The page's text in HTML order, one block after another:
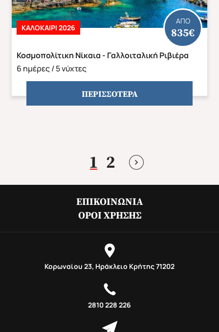
Κοσμοπολίτικη Νίκαια - Γαλλοιταλική Ριβιέρα
6 ημέρες / 5 νύχτες
ΑΠΟ
835€
ΚΑΛΟΚΑΙΡΙ 2026
ΠΕΡΙΣΣΟΤΕΡΑ
1 2
ΕΠΙΚΟΙΝΩΝΊΑ
ΌΡΟΙ ΧΡΉΣΗΣ
Κορωναίου 23, Ηράκλειο Κρήτης 71202
2810 228 226